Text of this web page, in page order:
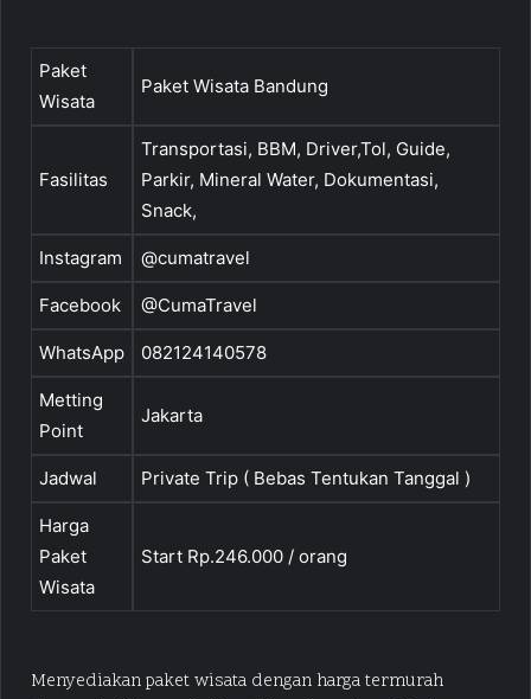
Paket
Wisata
Paket Wisata Bandung
Fasilitas
Transportasi, BBM, Driver,Tol, Guide,
Parkir, Mineral Water, Dokumentasi,
Snack,
Instagram @cumatravel
Facebook @CumaTravel
WhatsApp 082124140578
Metting
Point
Jakarta
Jadwal Private Trip ( Bebas Tentukan Tanggal )
Harga
Paket
Wisata
Start Rp.246.000 / orang
Menyediakan paket wisata dengan harga termurah